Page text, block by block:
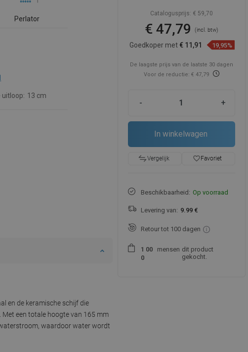
Perlator
uitloop: 13 cm
en de keramische schijf die
een totale hoogte van 165 mm
waardoor water wordt
Catalogusprijs: € 59,70
€ 47,79(incl. btw)
Goedkoper met € 11,91 19,95%
De laagste prijs van de laatste 30 dagen
Voor de reductie: € 47,79
- +
In winkelwagen
Vergelijk favorite_borderFavoriet
Beschikbaarheid: Op voorraad
Levering van: 9.99 €
Retour tot 100 dagen
1 00
0
mensen dit product
gekocht.